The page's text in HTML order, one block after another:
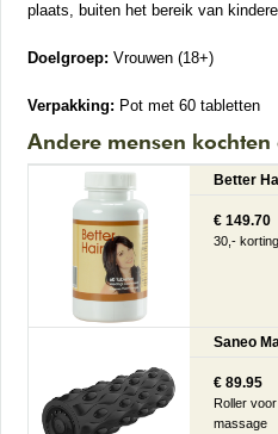
plaats, buiten het bereik van
Doelgroep: Vrouwen (18+)
Verpakking: Pot met 60 tabletten
Andere mensen
Better
€ 149.70
30,-
Saneo
€ 89.95
Roller
massage